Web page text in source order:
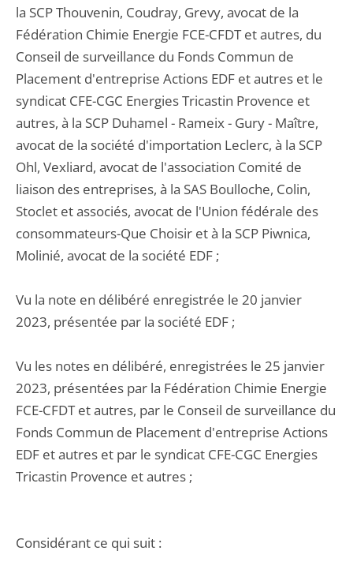
la SCP Thouvenin, Coudray, Grevy, avocat de la
Fédération Chimie Energie FCE-CFDT et autres, du
Conseil de surveillance du Fonds Commun de
Placement d'entreprise Actions EDF et autres et le
syndicat CFE-CGC Energies Tricastin Provence et
autres, à la SCP Duhamel - Rameix - Gury - Maître,
avocat de la société d'importation Leclerc, à la SCP
Ohl, Vexliard, avocat de l'association Comité de
liaison des entreprises, à la SAS Boulloche, Colin,
Stoclet et associés, avocat de l'Union fédérale des
consommateurs-Que Choisir et à la SCP Piwnica,
Molinié, avocat de la société EDF ;
Vu la note en délibéré enregistrée le 20 janvier
2023, présentée par la société EDF ;
Vu les notes en délibéré, enregistrées le 25 janvier
2023, présentées par la Fédération Chimie Energie
FCE-CFDT et autres, par le Conseil de surveillance du
Fonds Commun de Placement d'entreprise Actions
EDF et autres et par le syndicat CFE-CGC Energies
Tricastin Provence et autres ;
Considérant ce qui suit :